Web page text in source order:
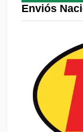
Enviós